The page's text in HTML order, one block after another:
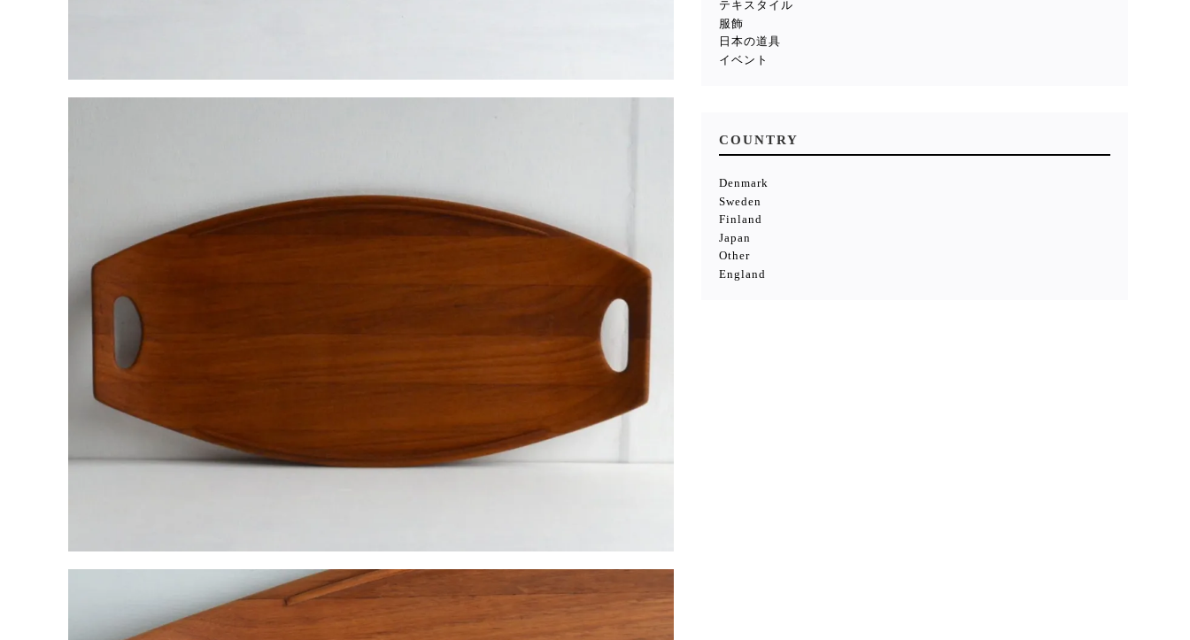
テキスタイル
服飾
日本の道具
イベント
COUNTRY
Denmark
Sweden
Finland
Japan
Other
England